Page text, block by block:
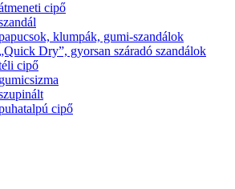
cipő
klumpák, gumi-szandálok
Dry”, gyorsan száradó szandálok
cipő
cipő